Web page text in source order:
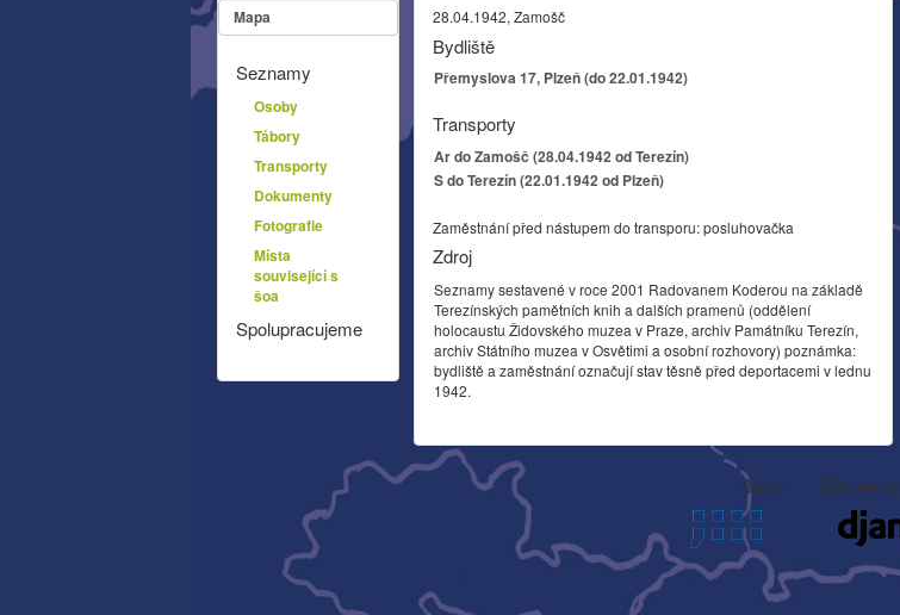
28.04.1942, Zamošč
Bydliště
Přemyslova 17, Plzeň (do 22.01.1942)
Transporty
Ar do Zamošč (28.04.1942 od Terezín)
S do Terezín (22.01.1942 od Plzeň)
Zaměstnání před nástupem do transporu: posluhovačka
Zdroj
Seznamy sestavené v roce 2001 Radovanem Koderou na základě
Terezínských pamětních knih a dalších pramenů (oddělení
holocaustu Židovského muzea v Praze, archiv Památníku Terezín,
archiv Státního muzea v Osvětimi a osobní rozhovory) poznámka:
bydliště a zaměstnání označují stav těsně před deportacemi v lednu
1942.
Mapa
Seznamy
Osoby
Tábory
Transporty
Dokumenty
Fotografie
Místa
související s
šoa
Spolupracujeme
Autor Děkujeme